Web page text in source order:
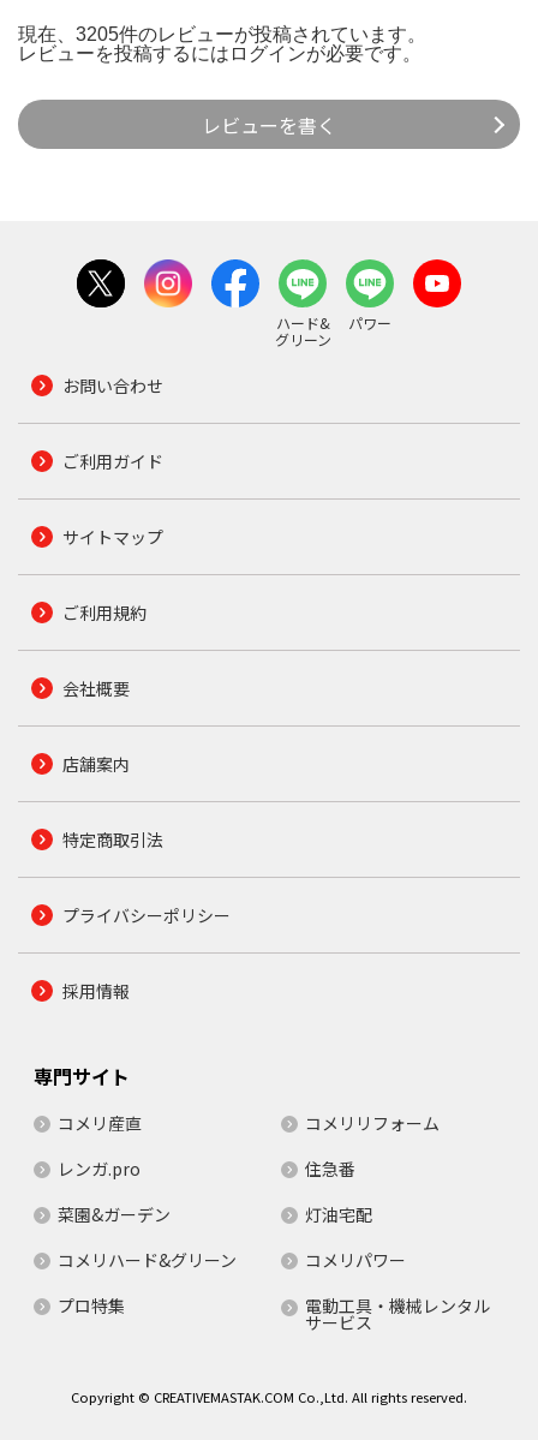
現在、3205件のレビューが投稿されています。
レビューを投稿するには ログインが必要です。
レビューを書く
ハード&
グリーン
パワー
お問い合わせ
ご利用ガイド
サイトマップ
ご利用規約
会社概要
店舗案内
特定商取引法
プライバシーポリシー
採用情報
専門サイト
コメリ産直
コメリリフォーム
レンガ.pro
住急番
菜園&ガーデン
灯油宅配
コメリハード&グリーン
コメリパワー
プロ特集
電動工具・機械レンタル
サービス
Copyright © CREATIVEMASTAK.COM Co.,Ltd. All rights reserved.